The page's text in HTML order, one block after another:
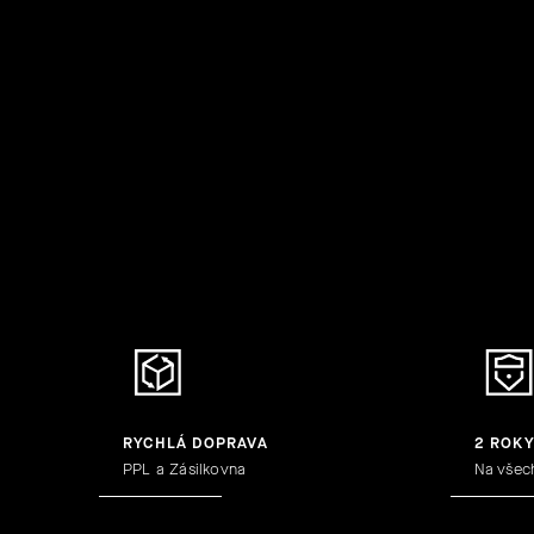
RYCHLÁ DOPRAVA
PPL a Zásilkovna
2
Na